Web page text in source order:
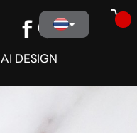
AI DESIGN